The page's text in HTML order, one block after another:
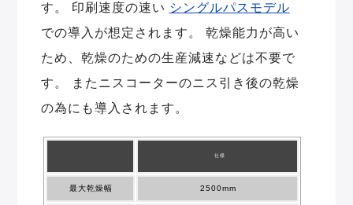
す。 印刷速度の速い シングルパスモデル
での導入が想定されます。 乾燥能力が高い
ため、乾燥のための生産減速などは不要で
す。 またニスコーターのニス引き後の乾燥
の為にも導入されます。
仕様
最大乾燥幅 2500mm